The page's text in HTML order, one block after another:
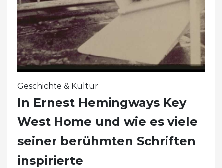
Geschichte & Kultur
In Ernest Hemingways Key
West Home und wie es viele
seiner berühmten Schriften
inspirierte